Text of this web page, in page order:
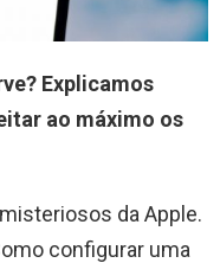
Explicamos
ao máximo os
da Apple.
configurar uma